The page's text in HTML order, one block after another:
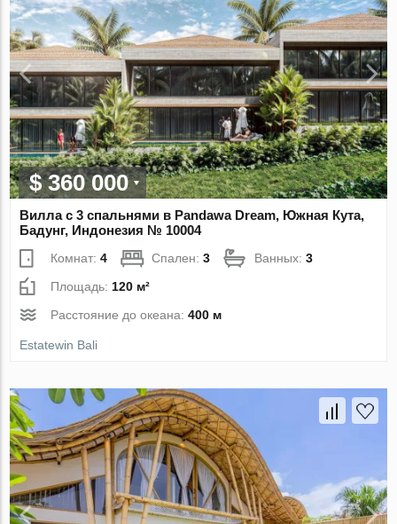
$ 360 000
Вилла с 3 спальнями в Pandawa Dream, Южная Кута,
Бадунг, Индонезия № 10004
Комнат:4 Спален:3 Ванных:3
Площадь: 120 м²
Расстояние до океана:400 м
Estatewin Bali